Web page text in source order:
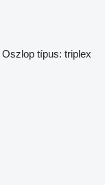
Oszlop típus: triplex